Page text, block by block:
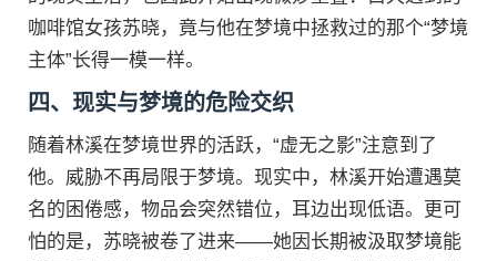
咖啡馆女孩苏晓，竟与他在梦境中拯救过的那个“梦境
主体”长得一模一样。
四、现实与梦境的危险交织
随着林溪在梦境世界的活跃，“虚无之影”注意到了
他。威胁不再局限于梦境。现实中，林溪开始遭遇莫
名的困倦感，物品会突然错位，耳边出现低语。更可
怕的是，苏晓被卷了进来——她因长期被汲取梦境能